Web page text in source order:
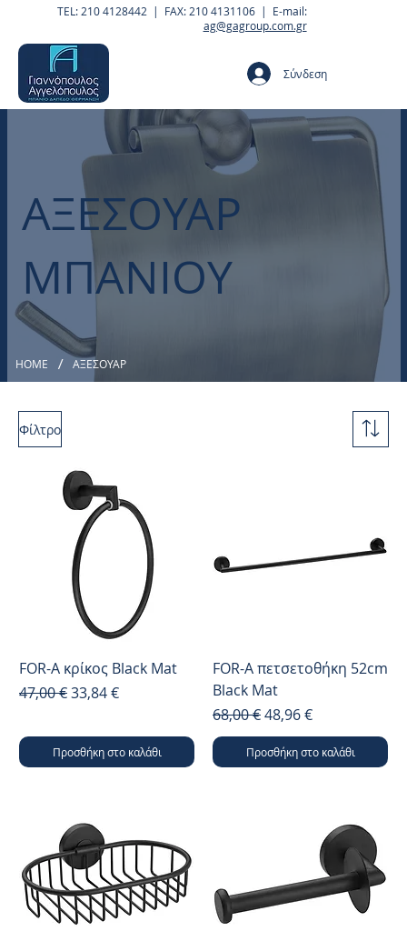
TEL: 210 4128442 | FAX: 210 4131106 | E-mail:
ag@gagroup.com.gr
Σύνδεση
ΑΞΕΣΟΥΑΡ
ΜΠΑΝΙΟΥ
HOME / ΑΞΕΣΟΥΑΡ
Φίλτρο
FOR-A κρίκος Black Mat
Κανονική τιμή
47,00 €Τιμή Έκπτωσης
33,84 €
Προσθήκη στο καλάθι
FOR-A πετσετοθήκη 52cm
Black Mat
Κανονική τιμή
68,00 €Τιμή Έκπτωσης
48,96 €
Προσθήκη στο καλάθι